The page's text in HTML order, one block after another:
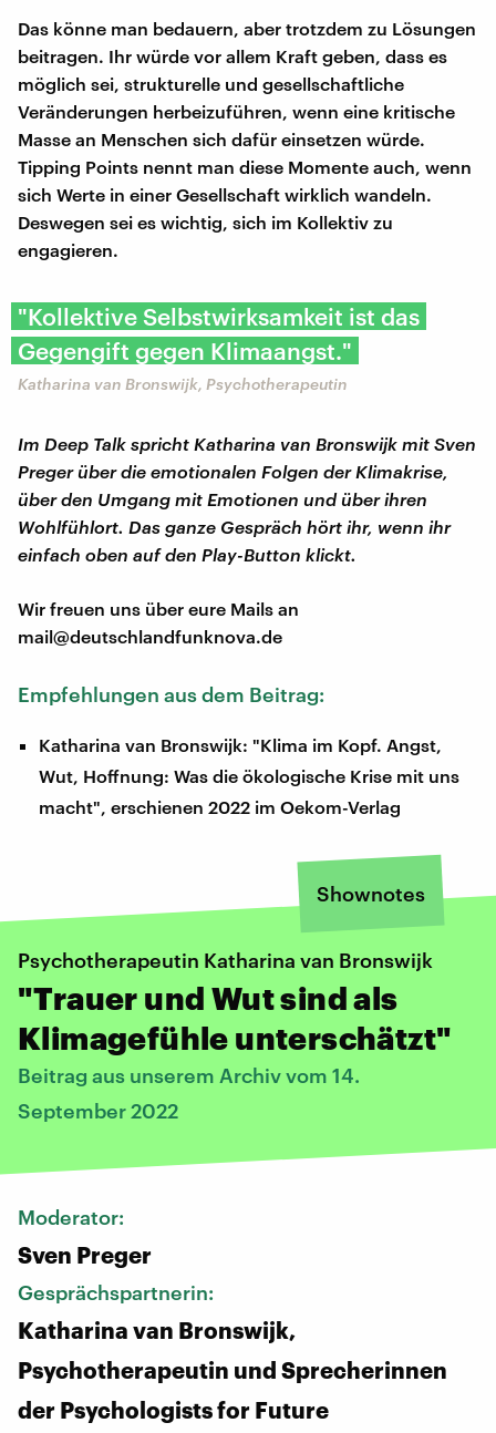
Das könne man bedauern, aber trotzdem zu Lösungen
beitragen. Ihr würde vor allem Kraft geben, dass es
möglich sei, strukturelle und gesellschaftliche
Veränderungen herbeizuführen, wenn eine kritische
Masse an Menschen sich dafür einsetzen würde.
Tipping Points nennt man diese Momente auch, wenn
sich Werte in einer Gesellschaft wirklich wandeln.
Deswegen sei es wichtig, sich im Kollektiv zu
engagieren.
"Kollektive Selbstwirksamkeit ist das
Gegengift gegen Klimaangst."
Katharina van Bronswijk, Psychotherapeutin
Im Deep Talk spricht Katharina van Bronswijk mit Sven
Preger über die emotionalen Folgen der Klimakrise,
über den Umgang mit Emotionen und über ihren
Wohlfühlort. Das ganze Gespräch hört ihr, wenn ihr
einfach oben auf den Play-Button klickt.
Wir freuen uns über eure Mails an
mail@deutschlandfunknova.de
Empfehlungen aus dem Beitrag:
Katharina van Bronswijk: "Klima im Kopf. Angst,
Wut, Hoffnung: Was die ökologische Krise mit uns
macht", erschienen 2022 im Oekom-Verlag
Shownotes
Psychotherapeutin Katharina van Bronswijk
"Trauer und Wut sind als
Klimagefühle unterschätzt"
Beitrag aus unserem Archiv vom 14.
September 2022
Moderator:
Sven Preger
Gesprächspartnerin:
Katharina van Bronswijk,
Psychotherapeutin und Sprecherinnen
der Psychologists for Future